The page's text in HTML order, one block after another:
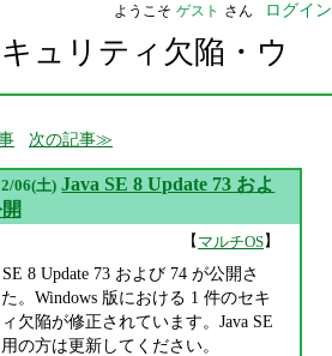
ようこそ ゲスト さん ログイン
ュリティ欠陥・ウ
次の記事
06(土) Java SE 8 Update 73 およ
【マルチOS】
SE 8 Update 73 および 74 が公開さ
。Windows 版における 1 件のセキ
欠陥が修正されています。Java SE
の方は更新してください。